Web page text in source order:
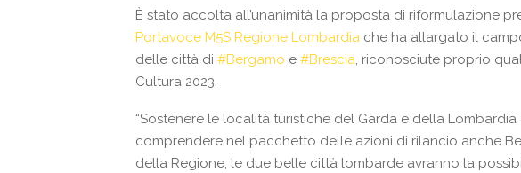
È stato accolta all’unanimità la proposta di riformulazione
Portavoce M5S Regione Lombardia che ha allargato il
delle città di #Bergamo e #Brescia, riconosciute proprio
Cultura 2023.
“Sostenere le località turistiche del Garda e della
comprendere nel pacchetto delle azioni di rilancio anche
della Regione, le due belle città lombarde avranno la